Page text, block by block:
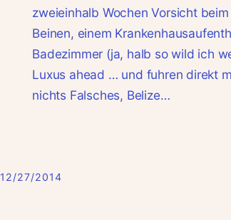
zweieinhalb Wochen Vorsicht
Beinen, einem
Badezimmer (ja, halb so wild ich
Luxus ahead … und fuhren direkt
nichts Falsches, Belize…
12/27/2014